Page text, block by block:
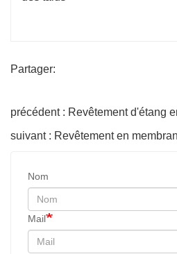
Partager:
précédent : Revêtement d'étang
suivant : Revêtement en
Nom
Mail